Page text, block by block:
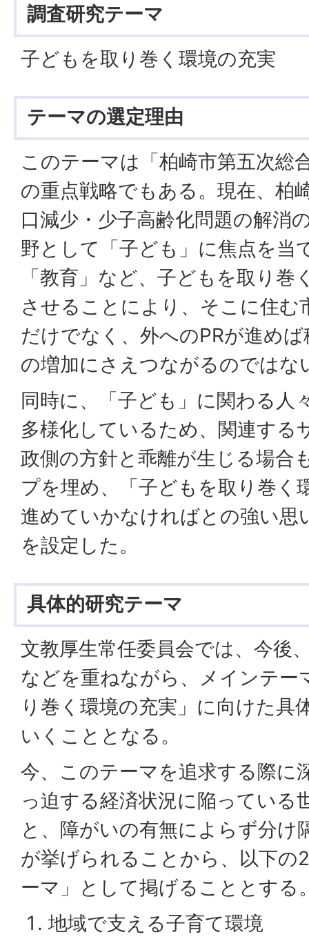
調査研究テーマ
子どもを取り巻く環境の充実
テーマの選定理由
このテーマは「柏崎市第五次総
の重点戦略でもある。現在、柏
口減少・少子高齢化問題の解消
野として「子ども」に焦点を当
「教育」など、子どもを取り巻
させることにより、そこに住む
だけでなく、外へのPRが進め
の増加にさえつながるのではな
同時に、「子ども」に関わる人
多様化しているため、関連する
政側の方針と乖離が生じる場合
プを埋め、「子どもを取り巻く
進めていかなければとの強い思
を設定した。
具体的研究テーマ
文教厚生常任委員会では、今後
などを重ねながら、メインテー
り巻く環境の充実」に向けた具
いくこととなる。
今、このテーマを追求する際に
っ迫する経済状況に陥っている
と、障がいの有無によらず分け
が挙げられることから、以下の
ーマ」として掲げることとする
地域で支える子育て環境